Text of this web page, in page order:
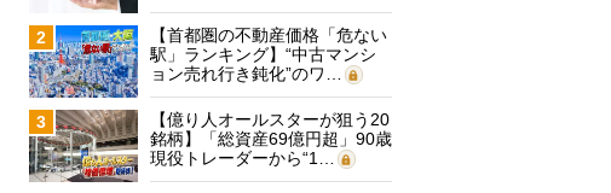
2
【首都圏の不動産価格「危ない
駅」ランキング】“中古マンシ
ョン売れ行き鈍化”のワ…
3
【億り人オールスターが狙う20
銘柄】「総資産69億円超」90歳
現役トレーダーから“1…